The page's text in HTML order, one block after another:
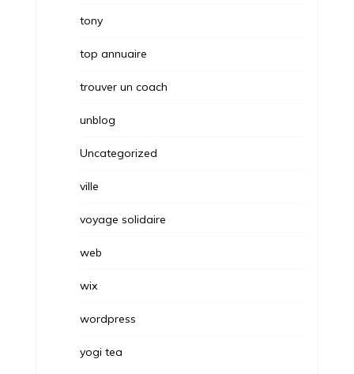
tony
top annuaire
trouver un coach
unblog
Uncategorized
ville
voyage solidaire
web
wix
wordpress
yogi tea